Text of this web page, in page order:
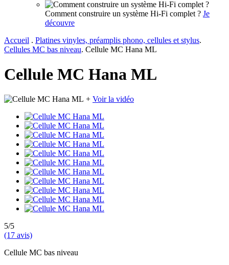
Comment construire un système Hi-Fi complet ? Je
découvre
Accueil . Platines vinyles, préamplis phono, cellules et stylus.
Cellules MC bas niveau. Cellule MC Hana ML
Cellule MC Hana ML
+ Voir la vidéo
5/5
(17 avis)
Cellule MC bas niveau